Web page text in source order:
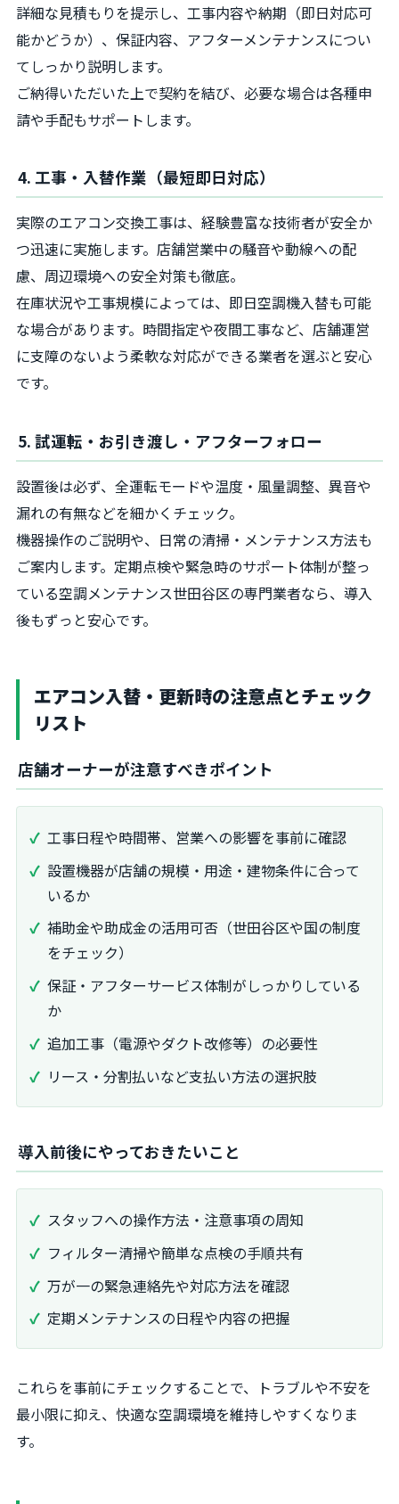
詳細な見積もりを提示し、工事内容や納期（即日対応可
能かどうか）、保証内容、アフターメンテナンスについ
てしっかり説明します。
ご納得いただいた上で契約を結び、必要な場合は各種申
請や手配もサポートします。
4. 工事・入替作業（最短即日対応）
実際のエアコン交換工事は、経験豊富な技術者が安全か
つ迅速に実施します。店舗営業中の騒音や動線への配
慮、周辺環境への安全対策も徹底。
在庫状況や工事規模によっては、即日空調機入替も可能
な場合があります。時間指定や夜間工事など、店舗運営
に支障のないよう柔軟な対応ができる業者を選ぶと安心
です。
5. 試運転・お引き渡し・アフターフォロー
設置後は必ず、全運転モードや温度・風量調整、異音や
漏れの有無などを細かくチェック。
機器操作のご説明や、日常の清掃・メンテナンス方法も
ご案内します。定期点検や緊急時のサポート体制が整っ
ている空調メンテナンス世田谷区の専門業者なら、導入
後もずっと安心です。
エアコン入替・更新時の注意点とチェック
リスト
店舗オーナーが注意すべきポイント
工事日程や時間帯、営業への影響を事前に確認
設置機器が店舗の規模・用途・建物条件に合って
いるか
補助金や助成金の活用可否（世田谷区や国の制度
をチェック）
保証・アフターサービス体制がしっかりしている
か
追加工事（電源やダクト改修等）の必要性
リース・分割払いなど支払い方法の選択肢
導入前後にやっておきたいこと
スタッフへの操作方法・注意事項の周知
フィルター清掃や簡単な点検の手順共有
万が一の緊急連絡先や対応方法を確認
定期メンテナンスの日程や内容の把握
これらを事前にチェックすることで、トラブルや不安を
最小限に抑え、快適な空調環境を維持しやすくなりま
す。